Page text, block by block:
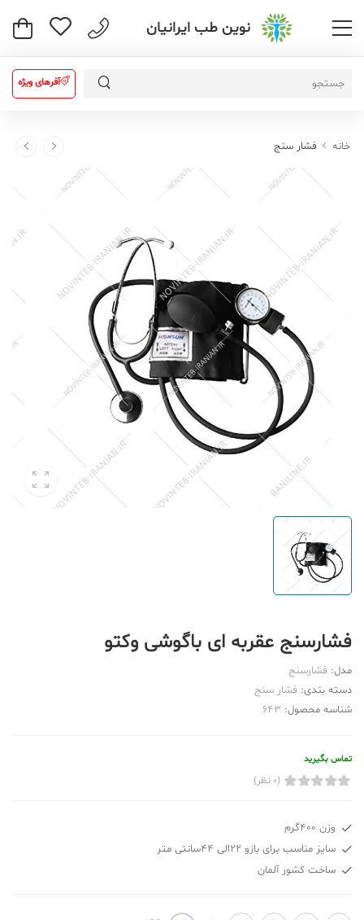
نوین طب ایرانیان
آفرهای ویژه
خانه فشار سنج
فشارسنج عقربه ای باگوشی وکتو
مدل: فشارسنج
دسته بندی: فشار سنج
شناسه محصول: 643
تماس بگیرید
(0 نظر)
وزن 400گرم
سایز مناسب برای بازو 22الی 44سانتی متر
ساخت کشور آلمان